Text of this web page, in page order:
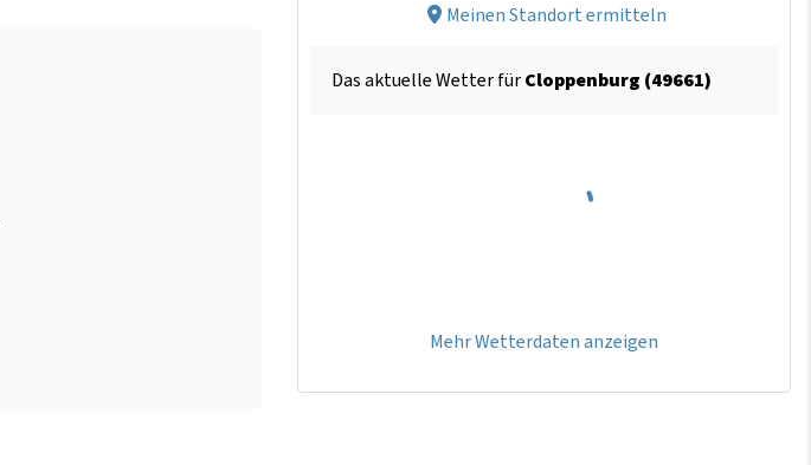
Meinen Standort ermitteln
Das aktuelle Wetter fürCloppenburg (49661)
Mehr Wetterdaten anzeigen